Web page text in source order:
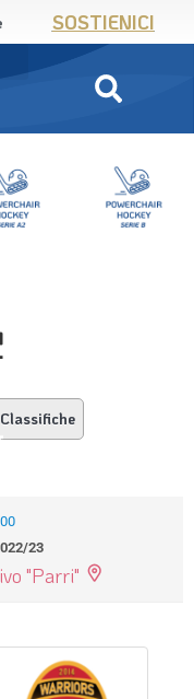
SOSTIENICI
Classifiche
23
"Parri"